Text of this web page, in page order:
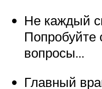
Не каждый
Попробуйте
вопросы…
Главный